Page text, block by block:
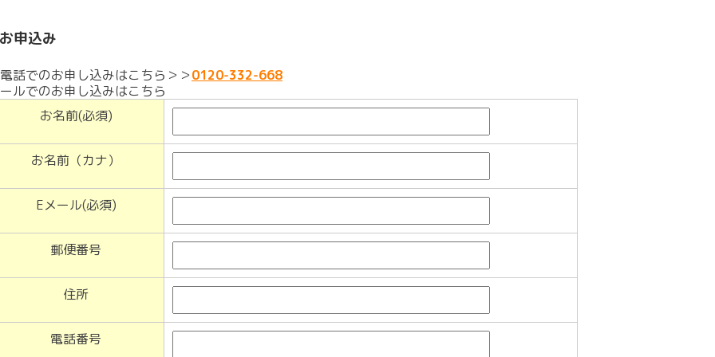
お申込み
話でのお申し込みはこちら＞＞0120-332-668
ルでのお申し込みはこちら
お名前(必須)
お名前（カナ）
Eメール(必須)
郵便番号
住所
電話番号